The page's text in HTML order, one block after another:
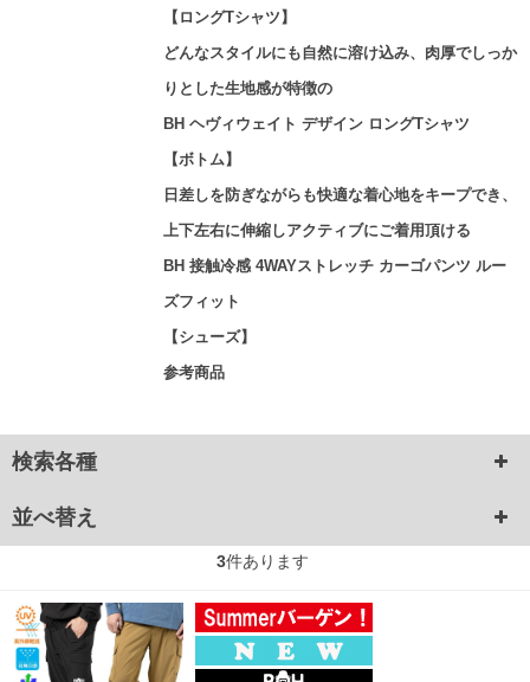
【ロングTシャツ】
どんなスタイルにも自然に溶け込み、肉厚でしっか
りとした生地感が特徴の
BH ヘヴィウェイト デザイン ロングTシャツ
【ボトム】
日差しを防ぎながらも快適な着心地をキープでき、
上下左右に伸縮しアクティブにご着用頂ける
BH 接触冷感 4WAYストレッチ カーゴパンツ ルー
ズフィット
【シューズ】
参考商品
検索各種
並べ替え
3件あります